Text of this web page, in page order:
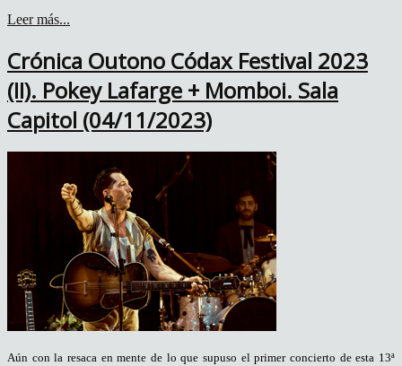
Leer más...
Crónica Outono Códax Festival 2023
(II). Pokey Lafarge + Momboi. Sala
Capitol (04/11/2023)
Aún con la resaca en mente de lo que supuso el primer concierto de esta 13ª